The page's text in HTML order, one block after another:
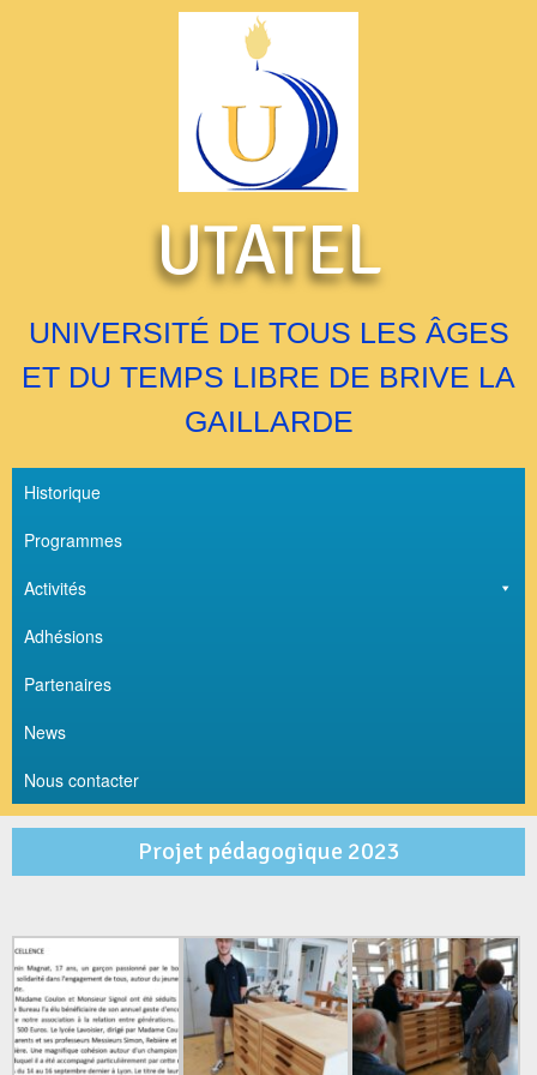
UTATEL
UNIVERSITÉ DE TOUS LES ÂGES
ET DU TEMPS LIBRE DE BRIVE LA
GAILLARDE
Historique
Programmes
Activités
Adhésions
Partenaires
News
Nous contacter
Projet pédagogique 2023